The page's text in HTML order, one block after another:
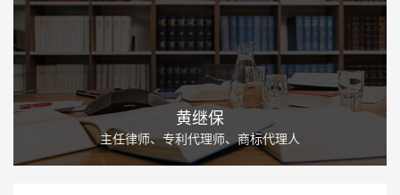
黄继保
主任律师、专利代理师、商标代理人